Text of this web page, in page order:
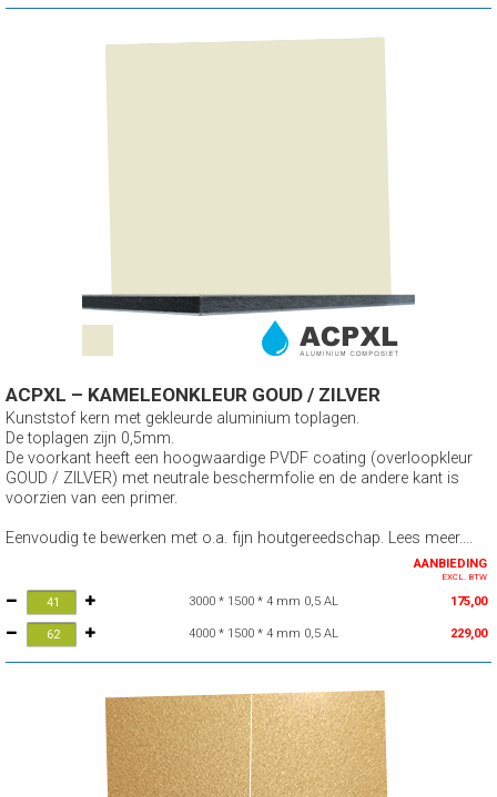
ACPXL – KAMELEONKLEUR GOUD / ZILVER
Kunststof kern met gekleurde aluminium toplagen.
De toplagen zijn 0,5mm.
De voorkant heeft een hoogwaardige PVDF coating (overloopkleur
GOUD / ZILVER) met neutrale beschermfolie en de andere kant is
voorzien van een primer.
Eenvoudig te bewerken met o.a. fijn houtgereedschap. Lees meer....
AANBIEDING
EXCL. BTW
3000 * 1500 * 4 mm 0,5 AL 175,00
4000 * 1500 * 4 mm 0,5 AL 229,00